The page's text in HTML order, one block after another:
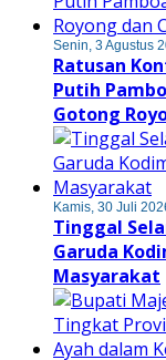
Senin, 3 Agustus
Ratusan
Putih
Gotong
Kamis, 30 Juli
Tinggal
Garuda
Masyarakat